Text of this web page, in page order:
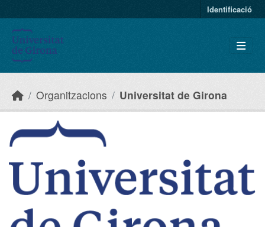
Identificació
Organitzacions Universitat de Girona